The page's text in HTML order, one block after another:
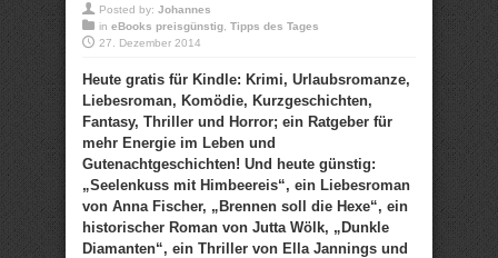
Posted by: Johannes
in eBooks preisgünstig Tipps des Tages
27. Dezember 2014
Heute gratis für Kindle: Krimi, Urlaubsromanze,
Liebesroman, Komödie, Kurzgeschichten,
Fantasy, Thriller und Horror; ein Ratgeber für
mehr Energie im Leben und
Gutenachtgeschichten! Und heute günstig:
„Seelenkuss mit Himbeereis“, ein Liebesroman
von Anna Fischer, „Brennen soll die Hexe“, ein
historischer Roman von Jutta Wölk, „Dunkle
Diamanten“, ein Thriller von Ella Jannings und